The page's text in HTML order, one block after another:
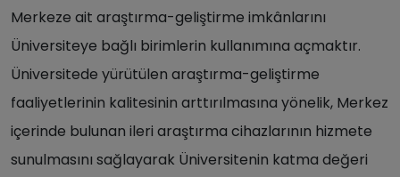
Merkeze ait araştırma-geliştirme imkânlarını
Üniversiteye bağlı birimlerin kullanımına açmaktır.
Üniversitede yürütülen araştırma-geliştirme
faaliyetlerinin kalitesinin arttırılmasına yönelik, Merkez
içerinde bulunan ileri araştırma cihazlarının hizmete
sunulmasını sağlayarak Üniversitenin katma değeri